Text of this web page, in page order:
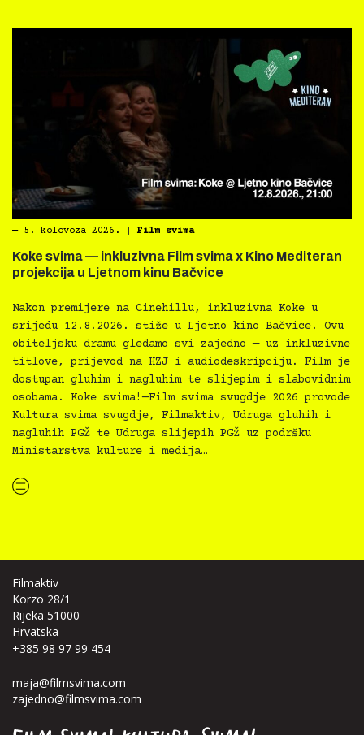
― 5. kolovoza 2026. Film svima
Koke svima — inkluzivna Film svima x Kino Mediteran
projekcija u Ljetnom kinu Bačvice
Nakon premijere na Cinehillu, inkluzivna Koke u
srijedu 12.8.2026. stiže u Ljetno kino Bačvice. Ovu
obiteljsku dramu gledamo svi zajedno — uz inkluzivne
titlove, prijevod na HZJ i audiodeskripciju. Film je
dostupan gluhim i nagluhim te slijepim i slabovidnim
osobama. Koke svima!—Film svima svugdje 2026 provode
Kultura svima svugdje, Filmaktiv, Udruga gluhih i
nagluhih PGŽ te Udruga slijepih PGŽ uz podršku
Ministarstva kulture i medija…
“Koke svima — inkluzivna Film svima x Kino Mediteran projekcija u Ljetnom kinu Bačvice”
Filmaktiv
Korzo 28/1
Rijeka 51000
Hrvatska
+385 98 97 99 454
maja@filmsvima.com
zajedno@filmsvima.com